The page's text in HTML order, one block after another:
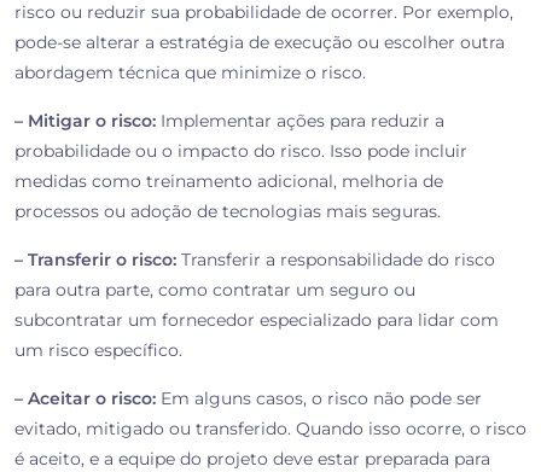
risco ou reduzir sua probabilidade de ocorrer. Por exemplo,
pode-se alterar a estratégia de execução ou escolher outra
abordagem técnica que minimize o risco.
– Mitigar o risco: Implementar ações para reduzir a
probabilidade ou o impacto do risco. Isso pode incluir
medidas como treinamento adicional, melhoria de
processos ou adoção de tecnologias mais seguras.
– Transferir o risco: Transferir a responsabilidade do risco
para outra parte, como contratar um seguro ou
subcontratar um fornecedor especializado para lidar com
um risco específico.
– Aceitar o risco: Em alguns casos, o risco não pode ser
evitado, mitigado ou transferido. Quando isso ocorre, o risco
é aceito, e a equipe do projeto deve estar preparada para